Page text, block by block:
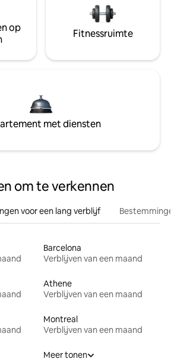
op
Fitnessruimte
met diensten
om te verkennen
voor een lang verblijf
Barcelona
Verblijven van een maand
Athene
Verblijven van een maand
Montreal
Verblijven van een maand
Meer tonen